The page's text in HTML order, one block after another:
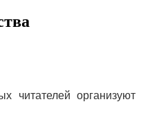
читателей организуют